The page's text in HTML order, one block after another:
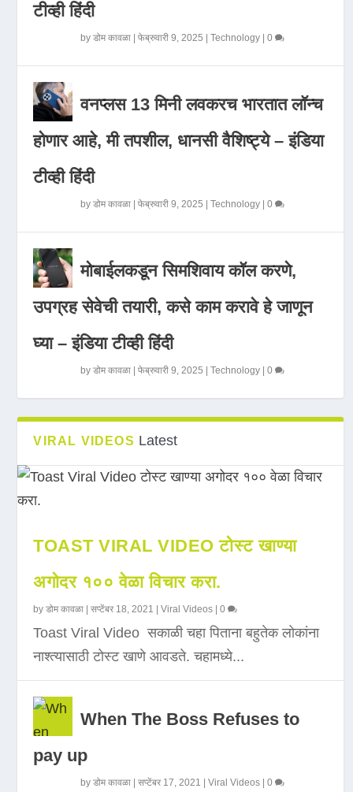
टीव्ही हिंदी
byडोम कावळा |फेब्रुवारी 9, 2025 |Technology |0
वनप्लस 13 मिनी लवकरच भारतात लॉन्च
होणार आहे, मी तपशील, धानसी वैशिष्ट्ये – इंडिया
टीव्ही हिंदी
byडोम कावळा |फेब्रुवारी 9, 2025 |Technology |0
मोबाईलकडून सिमशिवाय कॉल करणे,
उपग्रह सेवेची तयारी, कसे काम करावे हे जाणून
घ्या – इंडिया टीव्ही हिंदी
byडोम कावळा |फेब्रुवारी 9, 2025 |Technology |0
VIRAL VIDEOS Latest
TOAST VIRAL VIDEO टोस्ट खाण्या
अगोदर १०० वेळा विचार करा.
byडोम कावळा |सप्टेंबर 18, 2021 |Viral Videos |0
Toast Viral Video सकाळी चहा पिताना बहुतेक लोकांना
नाश्त्यासाठी टोस्ट खाणे आवडते. चहामध्ये...
When The Boss Refuses to
pay up
byडोम कावळा |सप्टेंबर 17, 2021 |Viral Videos |0